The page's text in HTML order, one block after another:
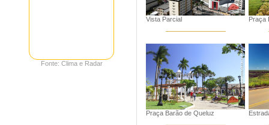
Fonte: Clima e Radar
Vista Parcial Praça
Praça Barão de Queluz